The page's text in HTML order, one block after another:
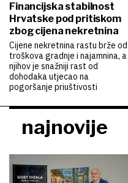
Financijska stabilnost
Hrvatske pod pritiskom
zbog cijena nekretnina
Cijene nekretnina rastu brže od
troškova gradnje i najamnina, a
njihov je snažniji rast od
dohodaka utjecao na
pogoršanje priuštivosti
najnovije